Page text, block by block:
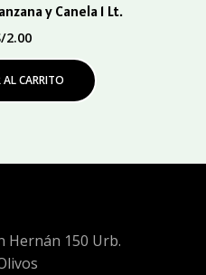
y Canela 1 Lt.
2.00
CARRITO
Hernán 150 Urb.